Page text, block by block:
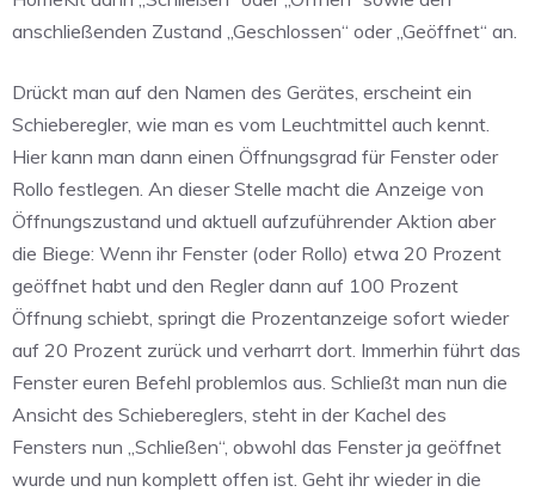
anschließenden Zustand „Geschlossen“ oder „Geöffnet“ an.
Drückt man auf den Namen des Gerätes, erscheint ein
Schieberegler, wie man es vom Leuchtmittel auch kennt.
Hier kann man dann einen Öffnungsgrad für Fenster oder
Rollo festlegen. An dieser Stelle macht die Anzeige von
Öffnungszustand und aktuell aufzuführender Aktion aber
die Biege: Wenn ihr Fenster (oder Rollo) etwa 20 Prozent
geöffnet habt und den Regler dann auf 100 Prozent
Öffnung schiebt, springt die Prozentanzeige sofort wieder
auf 20 Prozent zurück und verharrt dort. Immerhin führt das
Fenster euren Befehl problemlos aus. Schließt man nun die
Ansicht des Schiebereglers, steht in der Kachel des
Fensters nun „Schließen“, obwohl das Fenster ja geöffnet
wurde und nun komplett offen ist. Geht ihr wieder in die